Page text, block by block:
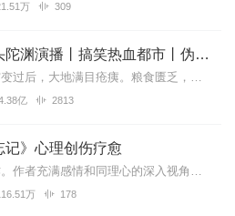
万 309
第九特区丨头陀渊演播丨搞笑热血都市丨伪戒丨VIP免费多人有声剧
【内容简介】灾变过后，大地满目疮痍。粮食匮乏，资源紧俏，局势混乱……一位从待规划区杀出来的青年，背对着漫天黄沙，孤身来到九区谋生，却不曾想偶然结识三五好友，一念...
亿 2813
记》心理创伤疗愈
本书是一部杰作。作者充满感情和同理心的深入视角，令人深信今后对心理创伤幸存者的治疗会日益人性化，极大地拓展了自我调控和疗愈的方式，同时也激发了更多关于创伤及其有...
万 178